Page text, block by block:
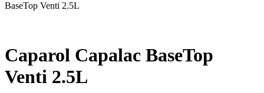
BaseTop Venti 2.5L
Caparol Capalac BaseTop
Venti 2.5L